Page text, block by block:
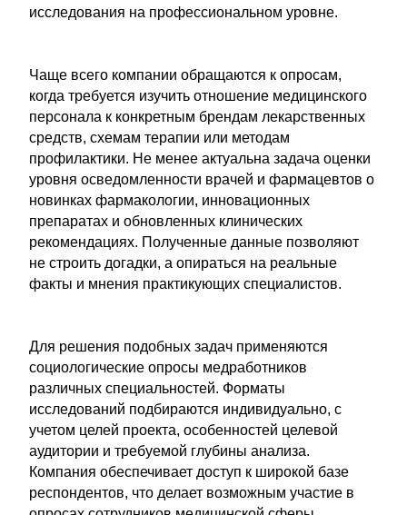
исследования на профессиональном уровне.
Чаще всего компании обращаются к опросам,
когда требуется изучить отношение медицинского
персонала к конкретным брендам лекарственных
средств, схемам терапии или методам
профилактики. Не менее актуальна задача оценки
уровня осведомленности врачей и фармацевтов о
новинках фармакологии, инновационных
препаратах и обновленных клинических
рекомендациях. Полученные данные позволяют
не строить догадки, а опираться на реальные
факты и мнения практикующих специалистов.
Для решения подобных задач применяются
социологические опросы медработников
различных специальностей. Форматы
исследований подбираются индивидуально, с
учетом целей проекта, особенностей целевой
аудитории и требуемой глубины анализа.
Компания обеспечивает доступ к широкой базе
респондентов, что делает возможным участие в